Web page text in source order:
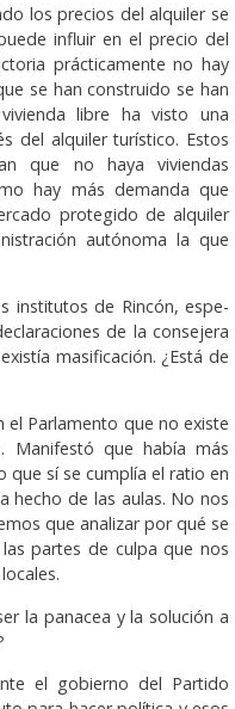
los precios del alquiler se
influir en el precio del
prácticamente no hay
se han construido se han
libre ha visto una
del alquiler turístico. Estos
que no haya viviendas
hay más demanda que
protegido de alquiler
autónoma la que
institutos de Rincón, espe­­
de la consejera
masificación. ¿Está de
el Parlamento que no existe
Manifestó que había más
sí se cumplía el ratio en
hecho de las aulas. No nos
que analizar por qué se
partes de culpa que nos
la panacea y la solución a
el gobierno del Partido